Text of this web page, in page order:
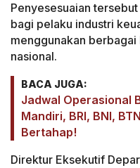
Penyesesuaian
bagi pelaku industri
menggunakan
nasional.
BACA JUGA:
Jadwal Operasional
Mandiri, BRI, BNI,
Bertahap!
Direktur Eksekutif